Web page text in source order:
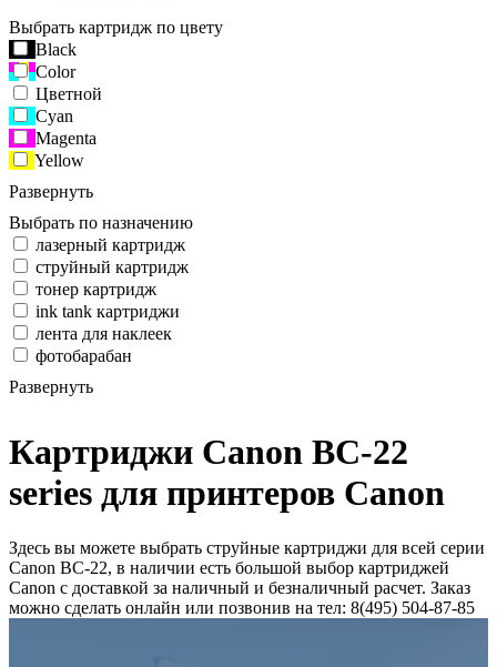
Выбрать картридж по цвету
Black
Color
Цветной
Cyan
Magenta
Yellow
Развернуть
Выбрать по назначению
лазерный картридж
струйный картридж
тонер картридж
ink tank картриджи
лента для наклеек
фотобарабан
Развернуть
Картриджи Canon BC-22
series для принтеров Canon
Здесь вы можете выбрать струйные картриджи для всей серии
Canon BC-22, в наличии есть большой выбор картриджей
Canon с доставкой за наличный и безналичный расчет. Заказ
можно сделать онлайн или позвонив на тел: 8(495) 504-87-85